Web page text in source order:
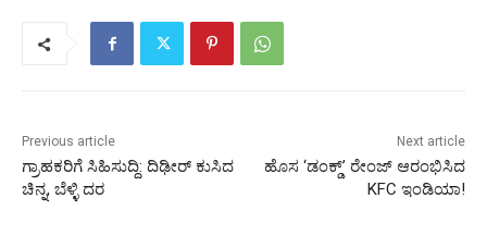
Previous article
ಗ್ರಾಹಕರಿಗೆ ಸಿಹಿಸುದ್ದಿ: ದಿಢೀರ್ ಕುಸಿದ
ಚಿನ್ನ, ಬೆಳ್ಳಿ ದರ
Next article
ಹೊಸ ‘ಡಂಕ್ಡ್’ ರೇಂಜ್ ಆರಂಭಿಸಿದ
KFC ಇಂಡಿಯಾ!